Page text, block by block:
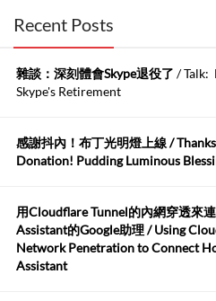
布丁布丁吃布丁
kage好像也可以下載整個網站 感謝分
Anonymous:
https://github.com/t...
布丁布丁吃布丁:
我目前並沒有常駐的Google Home...
Robertmycs:
這篇WinXP公用電腦安裝與優化的步
Recent Posts
雜談：深刻體會Skype退役了 / Talk:
Skype's Retirement
感謝抖內！布丁光明燈上線 /
Donation! Pudding Luminous
用Cloudflare Tunnel的內網穿透來
Assistant的Google助理 / Using
Network Penetration to Connect
Assistant